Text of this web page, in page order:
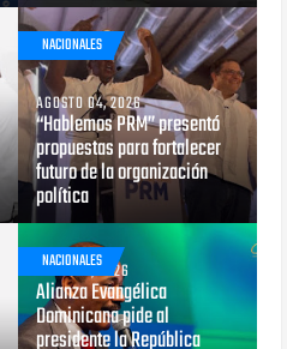
NACIONALES
AGOSTO 04, 2026
“Hablemos PRM” presentó
propuestas para fortalecer
futuro de la organización
política
NACIONALES
JULIO 29, 2026
Alianza Evangélica
Dominicana pide al
presidente la República